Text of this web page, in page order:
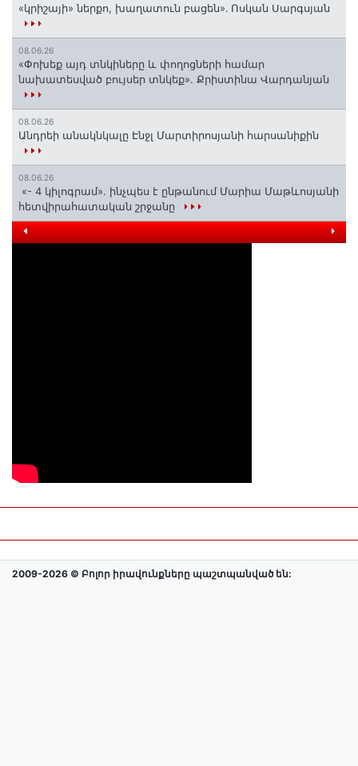
«կրիշայի» ներքո, խաղատուն բացեն»․ Ոսկան Սարգսյան
08.06.26
«Փոխեք այդ տնկիները և փողոցների համար
նախատեսված բույսեր տնկեք». Քրիստինա Վարդանյան
08.06.26
Անդրեի անակնկալը Էնջլ Մարտիրոսյանի հարսանիքին
08.06.26
«- 4 կիլոգրամ». ինչպես է ընթանում Մարիա Մաթևոսյանի
հետվիրահատական շրջանը
2009-2026 © Բոլոր իրավունքները պաշտպանված են: